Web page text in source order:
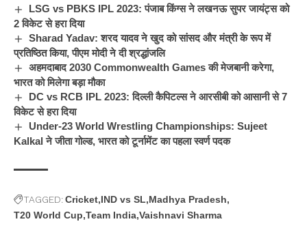
LSG vs PBKS IPL 2023: पंजाब किंग्स ने लखनऊ सुपर जायंट्स को
2 विकेट से हरा दिया
Sharad Yadav: शरद यादव ने खुद को सांसद और मंत्री के रूप में
प्रतिष्ठित किया, पीएम मोदी ने दी श्रद्धांजलि
अहमदाबाद 2030 Commonwealth Games की मेजबानी करेगा,
भारत को मिलेगा बड़ा मौका
DC vs RCB IPL 2023: दिल्ली कैपिटल्स ने आरसीबी को आसानी से 7
विकेट से हरा दिया
Under-23 World Wrestling Championships: Sujeet
Kalkal ने जीता गोल्ड, भारत को टूर्नामेंट का पहला स्वर्ण पदक
TAGGED:Cricket IND vs SL Madhya Pradesh
T20 World Cup Team India Vaishnavi Sharma